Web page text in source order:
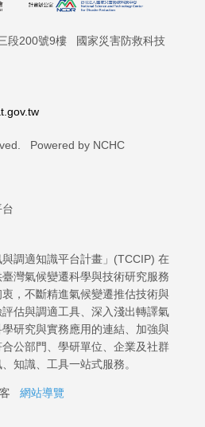
段200號9樓 國家災害防救科技
Powered by NCHC
與調適知識平台計畫」(TCCIP) 在
灣氣候變遷科學與技術研究服務
，不斷精進氣候變遷推估技術與
估與調適工具、深入淺出轉譯氣
研究與實務應用的連結、加強與
公部門、學研單位、企業及社群
知識、工具一站式服務。
網站導覽